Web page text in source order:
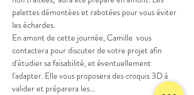
palettes démontées et rabotées pour vous éviter
les échardes.
En amont de cette journée, Camille  vous
contactera pour discuter de votre projet afin
d'étudier sa faisabilité, et éventuellement
l'adapter. Elle vous proposera des croquis 3D à
valider et préparera les…